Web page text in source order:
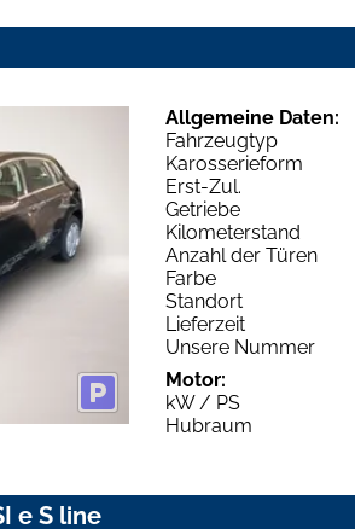
Allgemeine Daten:
Fahrzeugtyp
Karosserieform
Erst-Zul.
Getriebe
Kilometerstand
Anzahl der Türen
Farbe
Standort
Lieferzeit
Unsere Nummer
Motor:
kW / PS
Hubraum
e S line